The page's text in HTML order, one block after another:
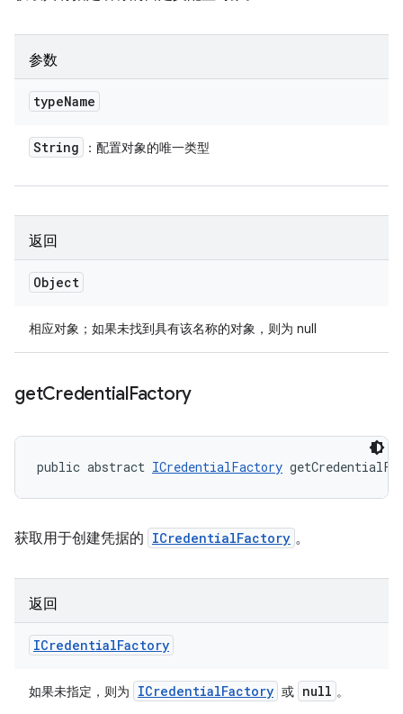
参数
typeName
String ：配置对象的唯一类型
返回
Object
相应对象；如果未找到具有该名称的对象，则为 null
getCredentialFactory
public abstract ICredentialFactory
获取用于创建凭据的 ICredentialFactory 。
返回
ICredentialFactory
如果未指定，则为 ICredentialFactory 或 null 。